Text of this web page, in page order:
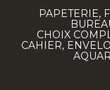
PAPETERIE,
CHOIX
CAHIER,